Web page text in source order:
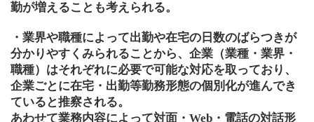
勤が増えることも考えられる。
・業界や職種によって出勤や在宅の日数のばらつきが
分かりやすくみられることから、企業（業種・業界・
職種）はそれぞれに必要で可能な対応を取っており、
企業ごとに在宅・出勤等勤務形態の個別化が進んでき
ていると推察される。
あわせて業務内容によって対面・Web・電話の対話形